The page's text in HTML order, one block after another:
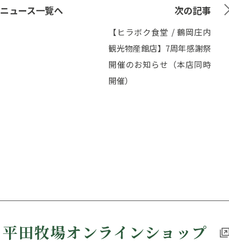
ニュース一覽へ 次の記事
【ヒラボク食堂 / 鶴岡庄内
観光物産館店】7周年感謝祭
開催のお知らせ（本店同時
開催）
平田牧場オンラインショップ